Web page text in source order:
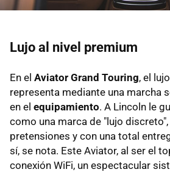
Lujo al nivel premium
En el Aviator Grand Touring, el
representa mediante una marcha
en el equipamiento. A Lincoln le
como una marca de "lujo
pretensiones y con una total
sí, se nota. Este Aviator, al ser el
conexión WiFi, un espectacular